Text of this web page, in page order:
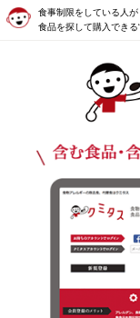
食事制限をしている人が
食品を探して購入できる